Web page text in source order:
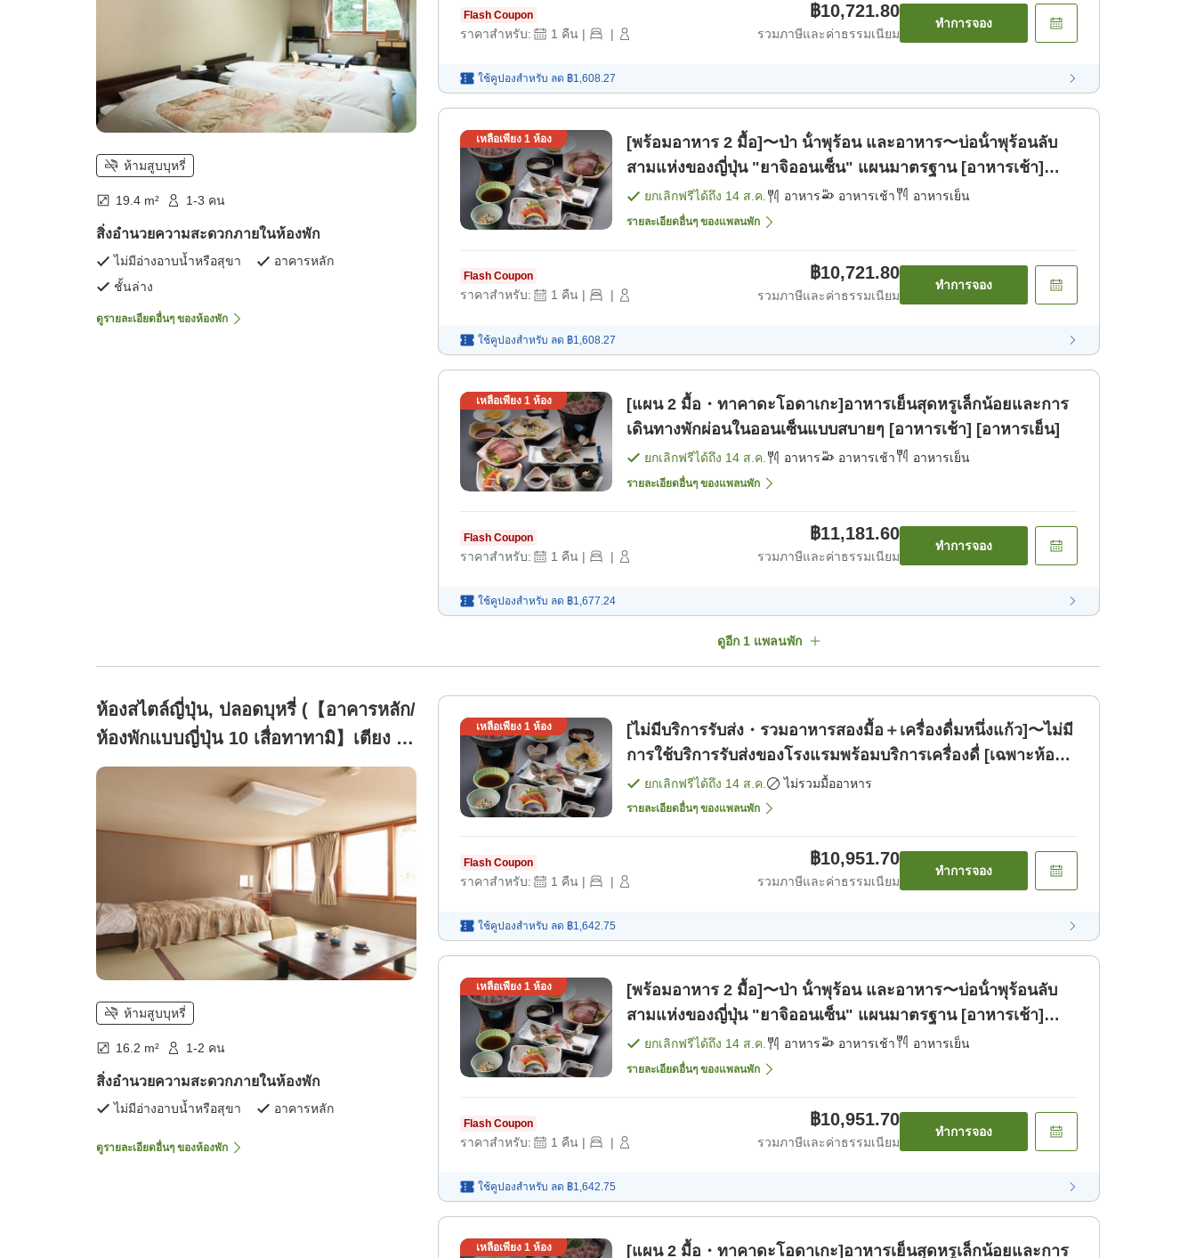
ห้ามสูบบุหรี่
19.4 m² 1-3 คน
สิ่งอำนวยความสะดวกภายในห้องพัก
ไม่มีอ่างอาบน้ำหรือสุขา
อาคารหลัก
ชั้นล่าง
ดูรายละเอียดอื่นๆ ของห้องพัก
Flash Coupon
ราคาสำหรับ: 1 คืน | |
฿10,721.80
รวมภาษีและค่าธรรมเนียม
ทำการจอง
ใช้คูปองสำหรับ ลด ฿1,608.27
เหลือเพียง 1ห้อง
[พร้อมอาหาร 2 มื้อ]〜ป่า น้ําพุร้อน และอาหาร〜บ่อน้ําพุร้อนลับ
สามแห่งของญี่ปุ่น "ยาจิออนเซ็น" แผนมาตรฐาน [อาหารเช้า]
[อาหารเย็น]
ยกเลิกฟรีได้ถึง 14 ส.ค. อาหาร อาหารเช้า อาหารเย็น
รายละเอียดอื่นๆ ของแพลนพัก
Flash Coupon
ราคาสำหรับ: 1 คืน | |
฿10,721.80
รวมภาษีและค่าธรรมเนียม
ทำการจอง
ใช้คูปองสำหรับ ลด ฿1,608.27
เหลือเพียง 1 ห้อง
[แผน 2 มื้อ・ทาคาดะโอดาเกะ]อาหารเย็นสุดหรูเล็กน้อยและการ
เดินทางพักผ่อนในออนเซ็นแบบสบายๆ [อาหารเช้า] [อาหารเย็น]
ยกเลิกฟรีได้ถึง 14 ส.ค. อาหาร อาหารเช้า อาหารเย็น
รายละเอียดอื่นๆ ของแพลนพัก
Flash Coupon
ราคาสำหรับ: 1 คืน | |
฿11,181.60
รวมภาษีและค่าธรรมเนียม
ทำการจอง
ใช้คูปองสำหรับ ลด ฿1,677.24
ดูอีก 1แพลนพัก
ห้องสไตล์ญี่ปุ่น, ปลอดบุหรี่ (【อาคารหลัก/
ห้องพักแบบญี่ปุ่น 10 เสื่อทาทามิ】เตียง 2
เตียง・ห้องน้ำส่วนตัว・ไม่มีอ่างล้างหน้า)
ห้ามสูบบุหรี่
16.2 m² 1-2 คน
สิ่งอำนวยความสะดวกภายในห้องพัก
ไม่มีอ่างอาบน้ำหรือสุขา อาคารหลัก
ดูรายละเอียดอื่นๆ ของห้องพัก
เหลือเพียง 1 ห้อง
[ไม่มีบริการรับส่ง・รวมอาหารสองมื้อ＋เครื่องดื่มหนึ่งแก้ว]〜ไม่มี
การใช้บริการรับส่งของโรงแรมพร้อมบริการเครื่องดื่ [เฉพาะห้อง
พัก]ยกเลิกฟรีได้ถึง 14 ส.ค. ไม่รวมมื้ออาหาร
รายละเอียดอื่นๆ ของแพลนพัก
Flash Coupon
ราคาสำหรับ: 1 คืน | |
฿10,951.70
รวมภาษีและค่าธรรมเนียม
ทำการจอง
ใช้คูปองสำหรับ ลด ฿1,642.75
เหลือเพียง 1 ห้อง
[พร้อมอาหาร 2 มื้อ]〜ป่า น้ําพุร้อน และอาหาร〜บ่อน้ําพุร้อนลับ
สามแห่งของญี่ปุ่น "ยาจิออนเซ็น" แผนมาตรฐาน [อาหารเช้า]
[อาหารเย็น]
ยกเลิกฟรีได้ถึง 14 ส.ค. อาหาร อาหารเช้า อาหารเย็น
รายละเอียดอื่นๆ ของแพลนพัก
Flash Coupon
ราคาสำหรับ: 1 คืน | |
฿10,951.70
รวมภาษีและค่าธรรมเนียม
ทำการจอง
ใช้คูปองสำหรับ ลด ฿1,642.75
เหลือเพียง 1 ห้อง [แผน 2 มื้อ・ทาคาดะโอดาเกะ]อาหารเย็นสุดหรูเล็กน้อยและการ